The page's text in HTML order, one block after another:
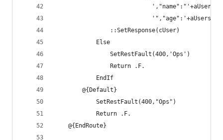
                ::SetResponse(cUser)
            Else
                SetRestFault(400,'Ops')
                Return .F.
            EndIf
        @{Default}
            SetRestFault(400,"Ops")
            Return .F.
	@{EndRoute}